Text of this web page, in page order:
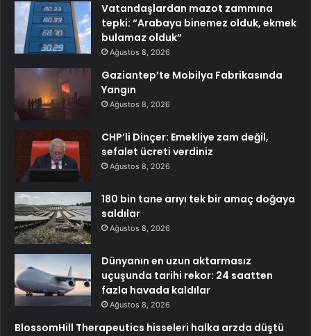
Vatandaşlardan mazot zammına
tepki: “Arabaya binemez olduk, ekmek
bulamaz olduk”
Ağustos 8, 2026
Gaziantep’te Mobilya Fabrikasında
Yangın
Ağustos 8, 2026
CHP’li Dinçer: Emekliye zam değil,
sefalet ücreti verdiniz
Ağustos 8, 2026
180 bin tane arıyı tek bir amaç doğaya
saldılar
Ağustos 8, 2026
Dünyanın en uzun aktarmasız
uçuşunda tarihi rekor: 24 saatten
fazla havada kaldılar
Ağustos 8, 2026
BlossomHill Therapeutics hisseleri halka arzda düştü